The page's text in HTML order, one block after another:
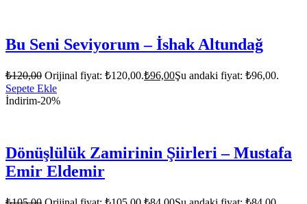
Bu Seni Seviyorum – İshak Altundağ
₺120,00 Orijinal fiyat: ₺120,00.₺96,00Şu andaki fiyat: ₺96,00.
Sepete Ekle
İndirim-20%
Dönüşlülük Zamirinin Şiirleri – Mustafa
Emir Eldemir